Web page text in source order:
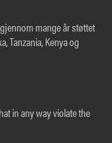
mange år støttet
Tanzania, Kenya og
in any way violate the